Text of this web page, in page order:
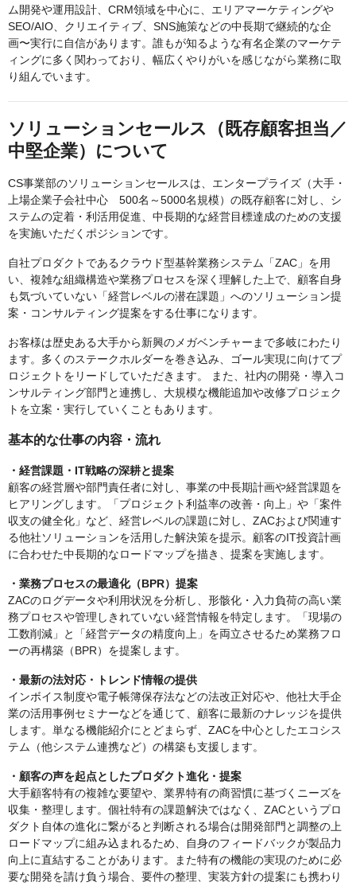
ム開発や運用設計、CRM領域を中心に、エリアマーケティングや
SEO/AIO、クリエイティブ、SNS施策などの中長期で継続的な企
画〜実行に自信があります。誰もが知るような有名企業のマーケテ
ィングに多く関わっており、幅広くやりがいを感じながら業務に取
り組んでいます。
ソリューションセールス（既存顧客担当／
中堅企業）について
CS事業部のソリューションセールスは、エンタープライズ（大手・
上場企業子会社中心 500名～5000名規模）の既存顧客に対し、シ
ステムの定着・利活用促進、中長期的な経営目標達成のための支援
を実施いただくポジションです。
自社プロダクトであるクラウド型基幹業務システム「ZAC」を用
い、複雑な組織構造や業務プロセスを深く理解した上で、顧客自身
も気づいていない「経営レベルの潜在課題」へのソリューション提
案・コンサルティング提案をする仕事になります。
お客様は歴史ある大手から新興のメガベンチャーまで多岐にわたり
ます。多くのステークホルダーを巻き込み、ゴール実現に向けてプ
ロジェクトをリードしていただきます。 また、社内の開発・導入コ
ンサルティング部門と連携し、大規模な機能追加や改修プロジェク
トを立案・実行していくこともあります。
基本的な仕事の内容・流れ
・経営課題・IT戦略の深耕と提案
顧客の経営層や部門責任者に対し、事業の中長期計画や経営課題を
ヒアリングします。「プロジェクト利益率の改善・向上」や「案件
収支の健全化」など、経営レベルの課題に対し、ZACおよび関連す
る他社ソリューションを活用した解決策を提示。顧客のIT投資計画
に合わせた中長期的なロードマップを描き、提案を実施します。
・業務プロセスの最適化（BPR）提案
ZACのログデータや利用状況を分析し、形骸化・入力負荷の高い業
務プロセスや管理しきれていない経営情報を特定します。「現場の
工数削減」と「経営データの精度向上」を両立させるため業務フロ
ーの再構築（BPR）を提案します。
・最新の法対応・トレンド情報の提供
インボイス制度や電子帳簿保存法などの法改正対応や、他社大手企
業の活用事例セミナーなどを通じて、顧客に最新のナレッジを提供
します。単なる機能紹介にとどまらず、ZACを中心としたエコシス
テム（他システム連携など）の構築も支援します。
・顧客の声を起点としたプロダクト進化・提案
大手顧客特有の複雑な要望や、業界特有の商習慣に基づくニーズを
収集・整理します。個社特有の課題解決ではなく、ZACというプロ
ダクト自体の進化に繋がると判断される場合は開発部門と調整の上
ロードマップに組み込まれるため、自身のフィードバックが製品力
向上に直結することがあります。また特有の機能の実現のために必
要な開発を請け負う場合、要件の整理、実装方針の提案にも携わり